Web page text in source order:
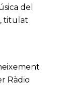
del
titulat
Ràdio